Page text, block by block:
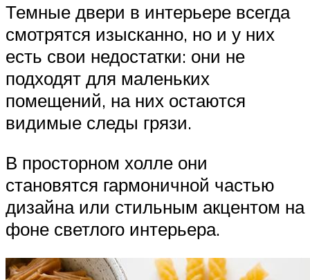
Темные двери в интерьере всегда
смотрятся изысканно, но и у них
есть свои недостатки: они не
подходят для маленьких
помещений, на них остаются
видимые следы грязи.
В просторном холле они
становятся гармоничной частью
дизайна или стильным акцентом на
фоне светлого интерьера.